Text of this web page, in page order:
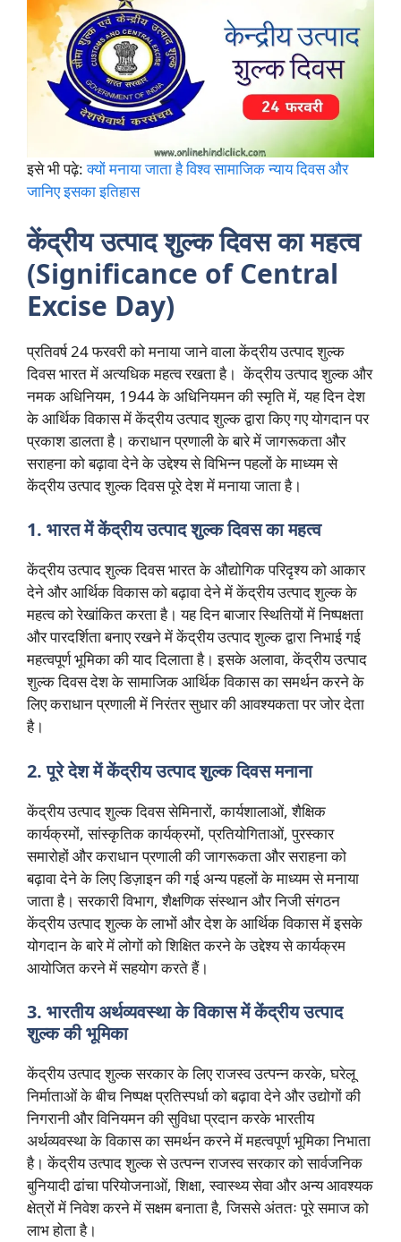
इसे भी पढ़े:क्यों मनाया जाता है विश्व सामाजिक न्याय दिवस और
जानिए इसका इतिहास
केंद्रीय उत्पाद शुल्क दिवस का महत्व
(Significance of Central
Excise Day)
प्रतिवर्ष 24 फरवरी को मनाया जाने वाला केंद्रीय उत्पाद शुल्क
दिवस भारत में अत्यधिक महत्व रखता है। केंद्रीय उत्पाद शुल्क और
नमक अधिनियम, 1944 के अधिनियमन की स्मृति में, यह दिन देश
के आर्थिक विकास में केंद्रीय उत्पाद शुल्क द्वारा किए गए योगदान पर
प्रकाश डालता है। कराधान प्रणाली के बारे में जागरूकता और
सराहना को बढ़ावा देने के उद्देश्य से विभिन्न पहलों के माध्यम से
केंद्रीय उत्पाद शुल्क दिवस पूरे देश में मनाया जाता है।
1. भारत में केंद्रीय उत्पाद शुल्क दिवस का महत्व
केंद्रीय उत्पाद शुल्क दिवस भारत के औद्योगिक परिदृश्य को आकार
देने और आर्थिक विकास को बढ़ावा देने में केंद्रीय उत्पाद शुल्क के
महत्व को रेखांकित करता है। यह दिन बाजार स्थितियों में निष्पक्षता
और पारदर्शिता बनाए रखने में केंद्रीय उत्पाद शुल्क द्वारा निभाई गई
महत्वपूर्ण भूमिका की याद दिलाता है। इसके अलावा, केंद्रीय उत्पाद
शुल्क दिवस देश के सामाजिक आर्थिक विकास का समर्थन करने के
लिए कराधान प्रणाली में निरंतर सुधार की आवश्यकता पर जोर देता
है।
2. पूरे देश में केंद्रीय उत्पाद शुल्क दिवस मनाना
केंद्रीय उत्पाद शुल्क दिवस सेमिनारों, कार्यशालाओं, शैक्षिक
कार्यक्रमों, सांस्कृतिक कार्यक्रमों, प्रतियोगिताओं, पुरस्कार
समारोहों और कराधान प्रणाली की जागरूकता और सराहना को
बढ़ावा देने के लिए डिज़ाइन की गई अन्य पहलों के माध्यम से मनाया
जाता है। सरकारी विभाग, शैक्षणिक संस्थान और निजी संगठन
केंद्रीय उत्पाद शुल्क के लाभों और देश के आर्थिक विकास में इसके
योगदान के बारे में लोगों को शिक्षित करने के उद्देश्य से कार्यक्रम
आयोजित करने में सहयोग करते हैं।
3. भारतीय अर्थव्यवस्था के विकास में केंद्रीय उत्पाद
शुल्क की भूमिका
केंद्रीय उत्पाद शुल्क सरकार के लिए राजस्व उत्पन्न करके, घरेलू
निर्माताओं के बीच निष्पक्ष प्रतिस्पर्धा को बढ़ावा देने और उद्योगों की
निगरानी और विनियमन की सुविधा प्रदान करके भारतीय
अर्थव्यवस्था के विकास का समर्थन करने में महत्वपूर्ण भूमिका निभाता
है। केंद्रीय उत्पाद शुल्क से उत्पन्न राजस्व सरकार को सार्वजनिक
बुनियादी ढांचा परियोजनाओं, शिक्षा, स्वास्थ्य सेवा और अन्य आवश्यक
क्षेत्रों में निवेश करने में सक्षम बनाता है, जिससे अंततः पूरे समाज को
लाभ होता है।